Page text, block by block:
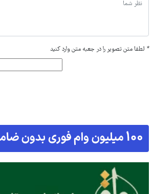
* لطفا متن تصویر را در جعبه متن وارد کنید